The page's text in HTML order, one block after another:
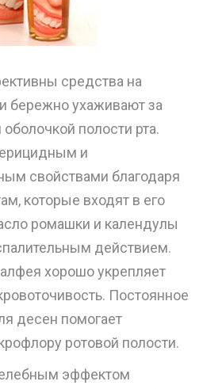
средства на
бережно ухаживают за
полости рта.
и
свойствами благодаря
которые входят в его
ромашки и календулы
действием.
хорошо укрепляет
Постоянное
десен помогает
ротовой полости.
эффектом